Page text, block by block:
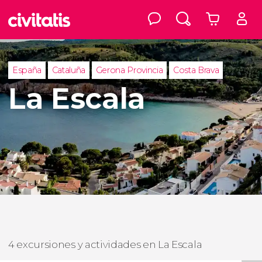
España Cataluña Gerona Provincia Costa Brava
La Escala
4 excursiones y actividades en La Escala